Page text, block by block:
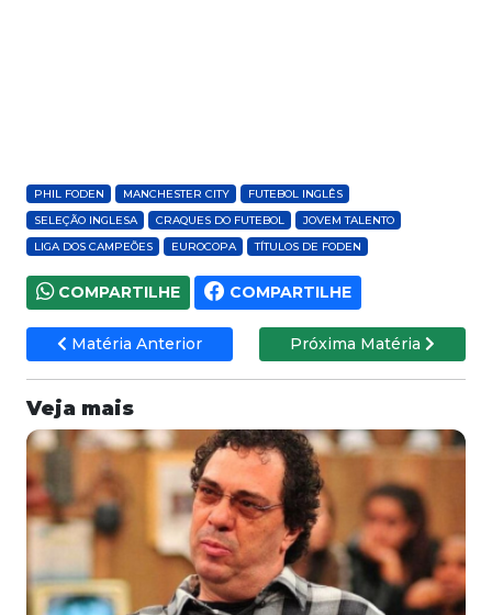
PHIL FODEN MANCHESTER CITY
FUTEBOL INGLÊS
SELEÇÃO INGLESA
CRAQUES DO FUTEBOL
JOVEM TALENTO
LIGA DOS CAMPEÕES
EUROCOPA TÍTULOS DE FODEN
COMPARTILHE COMPARTILHE
Matéria Anterior Próxima Matéria
Veja mais